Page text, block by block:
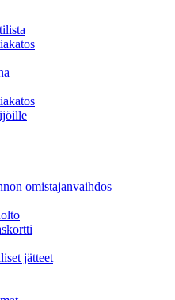
omistajanvaihdos
jätteet